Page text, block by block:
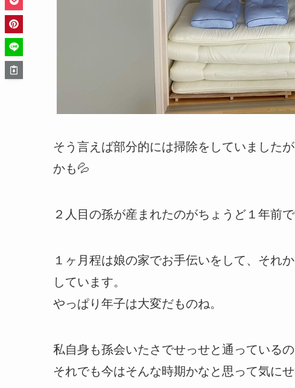
そう言えば部分的には掃除をしていました
かも💦
２人目の孫が産まれたのがちょうど１年前で
１ヶ月程は娘の家でお手伝いをして、それ
しています。
やっぱり年子は大変だものね。
私自身も孫会いたさでせっせと通っている
それでも今はそんな時期かなと思って気に